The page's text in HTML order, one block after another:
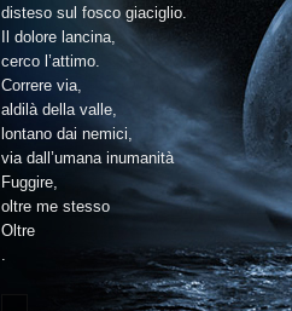
disteso sul fosco giaciglio.
Il dolore lancina,
cerco l’attimo.
Correre via,
aldilà della valle,
lontano dai nemici,
via dall’umana inumanità
Fuggire,
oltre me stesso
Oltre
.